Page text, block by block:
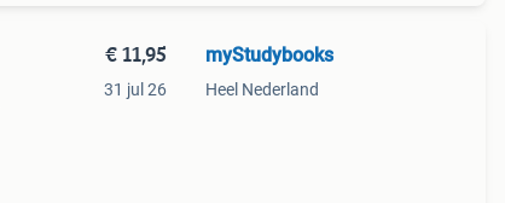
€ 11,95
31 jul 26
myStudybooks
Heel Nederland